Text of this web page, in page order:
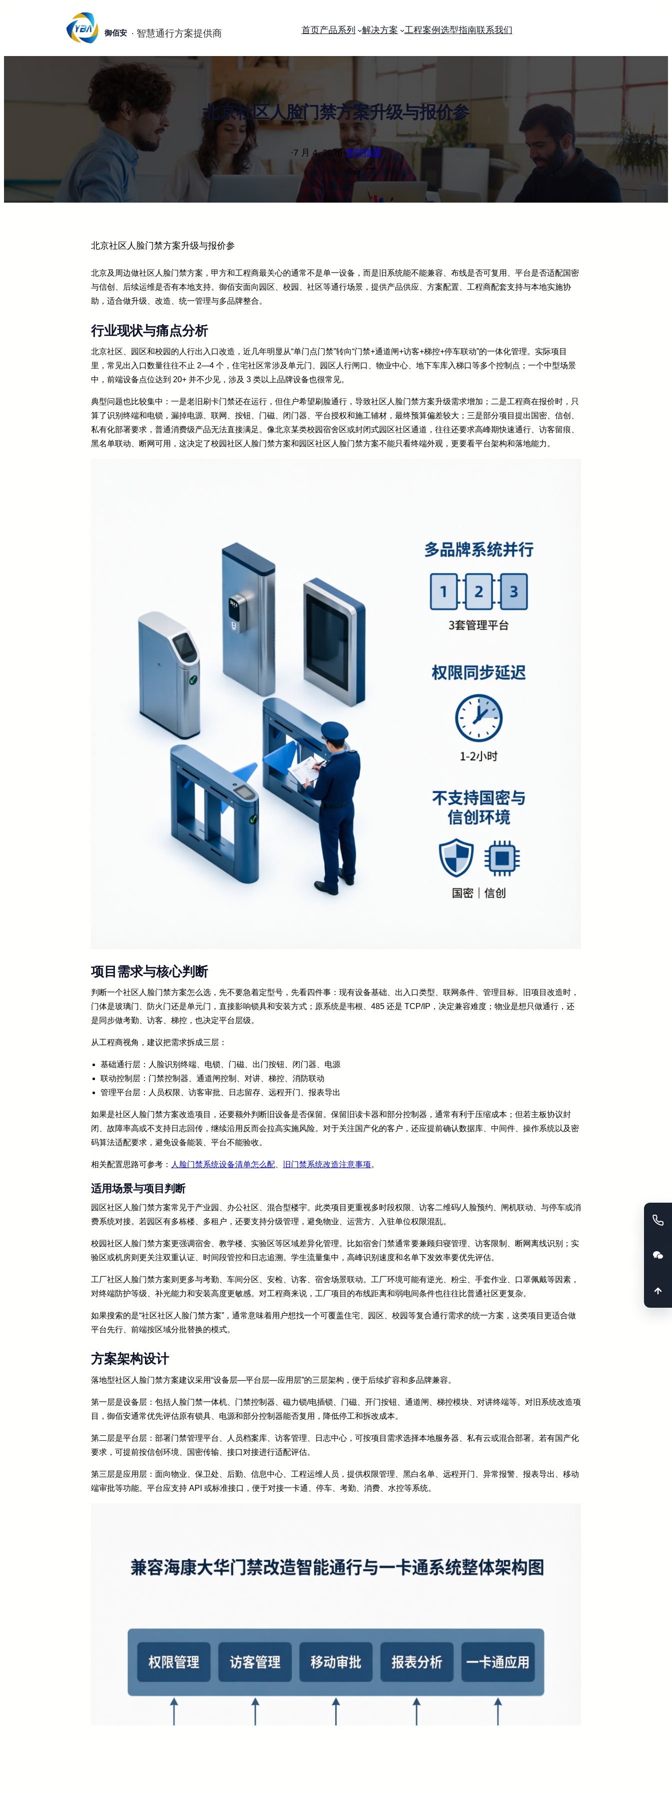
御佰安 首页产品系列 解决方案 工程案例 选型指南联系我们
北京社区人脸门禁方案升级与报价参
·7 月 4, 2026·选型指南
北京社区人脸门禁方案升级与报价参
北京及周边做社区人脸门禁方案，甲方和工程商最关心的通常不是单一设备，而是旧系统能不能兼容、布线是否可复用、平台是否适配国密
与信创、后续运维是否有本地支持。御佰安面向园区、校园、社区等通行场景，提供产品供应、方案配置、工程商配套支持与本地实施协
助，适合做升级、改造、统一管理与多品牌整合。
行业现状与痛点分析
北京社区、园区和校园的人行出入口改造，近几年明显从“单门点门禁”转向“门禁+通道闸+访客+梯控+停车联动”的一体化管理。实际项目
里，常见出入口数量往往不止 2—4 个，住宅社区常涉及单元门、园区人行闸口、物业中心、地下车库入梯口等多个控制点；一个中型场景
中，前端设备点位达到 20+ 并不少见，涉及 3 类以上品牌设备也很常见。
典型问题也比较集中：一是老旧刷卡门禁还在运行，但住户希望刷脸通行，导致社区人脸门禁方案升级需求增加；二是工程商在报价时，只
算了识别终端和电锁，漏掉电源、联网、按钮、门磁、闭门器、平台授权和施工辅材，最终预算偏差较大；三是部分项目提出国密、信创、
私有化部署要求，普通消费级产品无法直接满足。像北京某类校园宿舍区或封闭式园区社区通道，往往还要求高峰期快速通行、访客留痕、
黑名单联动、断网可用，这决定了校园社区人脸门禁方案和园区社区人脸门禁方案不能只看终端外观，更要看平台架构和落地能力。
项目需求与核心判断
判断一个社区人脸门禁方案怎么选，先不要急着定型号，先看四件事：现有设备基础、出入口类型、联网条件、管理目标。旧项目改造时，
门体是玻璃门、防火门还是单元门，直接影响锁具和安装方式；原系统是韦根、485 还是 TCP/IP，决定兼容难度；物业是想只做通行，还
是同步做考勤、访客、梯控，也决定平台层级。
从工程商视角，建议把需求拆成三层：
基础通行层：人脸识别终端、电锁、门磁、出门按钮、闭门器、电源
联动控制层：门禁控制器、通道闸控制、对讲、梯控、消防联动
管理平台层：人员权限、访客审批、日志留存、远程开门、报表导出
如果是社区人脸门禁方案改造项目，还要额外判断旧设备是否保留。保留旧读卡器和部分控制器，通常有利于压缩成本；但若主板协议封
闭、故障率高或不支持日志回传，继续沿用反而会拉高实施风险。对于关注国产化的客户，还应提前确认数据库、中间件、操作系统以及密
码算法适配要求，避免设备能装、平台不能验收。
相关配置思路可参考： 人脸门禁系统设备清单怎么配 旧门禁系统改造注意事项。
适用场景与项目判断
园区社区人脸门禁方案常见于产业园、办公社区、混合型楼宇。此类项目更重视多时段权限、访客二维码/人脸预约、闸机联动、与停车或消
费系统对接。若园区有多栋楼、多租户，还要支持分级管理，避免物业、运营方、入驻单位权限混乱。
校园社区人脸门禁方案更强调宿舍、教学楼、实验区等区域差异化管理。比如宿舍门禁通常要兼顾归寝管理、访客限制、断网离线识别；实
验区或机房则更关注双重认证、时间段管控和日志追溯。学生流量集中，高峰识别速度和名单下发效率要优先评估。
工厂社区人脸门禁方案则更多与考勤、车间分区、安检、访客、宿舍场景联动。工厂环境可能有逆光、粉尘、手套作业、口罩佩戴等因素，
对终端防护等级、补光能力和安装高度更敏感。对工程商来说，工厂项目的布线距离和弱电间条件也往往比普通社区更复杂。
如果搜索的是“社区社区人脸门禁方案”，通常意味着用户想找一个可覆盖住宅、园区、校园等复合通行需求的统一方案，这类项目更适合做
平台先行、前端按区域分批替换的模式。
方案架构设计
落地型社区人脸门禁方案建议采用“设备层—平台层—应用层”的三层架构，便于后续扩容和多品牌兼容。
第一层是设备层：包括人脸门禁一体机、门禁控制器、磁力锁/电插锁、门磁、开门按钮、通道闸、梯控模块、对讲终端等。对旧系统改造项
目，御佰安通常优先评估原有锁具、电源和部分控制器能否复用，降低停工和拆改成本。
第二层是平台层：部署门禁管理平台、人员档案库、访客管理、日志中心，可按项目需求选择本地服务器、私有云或混合部署。若有国产化
要求，可提前按信创环境、国密传输、接口对接进行适配评估。
第三层是应用层：面向物业、保卫处、后勤、信息中心、工程运维人员，提供权限管理、黑白名单、远程开门、异常报警、报表导出、移动
端审批等功能。平台应支持 API 或标准接口，便于对接一卡通、停车、考勤、消费、水控等系统。